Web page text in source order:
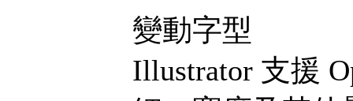
變動字型
Illustrator 支援